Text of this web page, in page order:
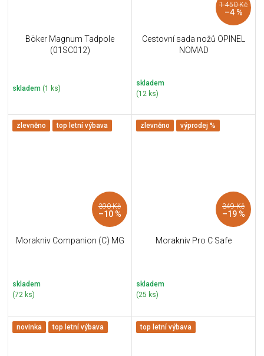
Böker Magnum Tadpole
(01SC012)
skladem (1 ks)
1 450 Kč
–4 %
Cestovní sada nožů OPINEL
NOMAD
skladem
(12 ks)
zlevněno top letní výbava
390 Kč
–10 %
Morakniv Companion (C) MG
skladem
(72 ks)
zlevněno výprodej %
349 Kč
–19 %
Morakniv Pro C Safe
skladem
(25 ks)
novinka top letní výbava top letní výbava